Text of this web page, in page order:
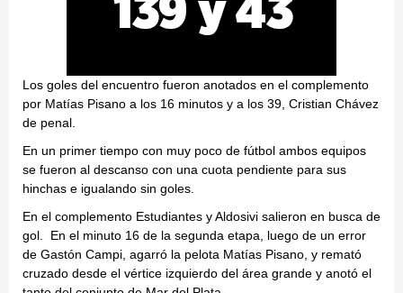
Los goles del encuentro fueron anotados en el complemento
por Matías Pisano a los 16 minutos y a los 39, Cristian Chávez
de penal.
En un primer tiempo con muy poco de fútbol ambos equipos
se fueron al descanso con una cuota pendiente para sus
hinchas e igualando sin goles.
En el complemento Estudiantes y Aldosivi salieron en busca de
gol. En el minuto 16 de la segunda etapa, luego de un error
de Gastón Campi, agarró la pelota Matías Pisano, y remató
cruzado desde el vértice izquierdo del área grande y anotó el